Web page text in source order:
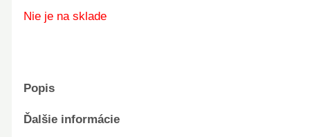
Nie je na sklade
Popis
Ďalšie informácie